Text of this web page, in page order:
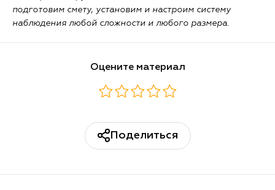
подготовим смету, установим и настроим систему
наблюдения любой сложности и любого размера.
Оцените материал
Поделиться